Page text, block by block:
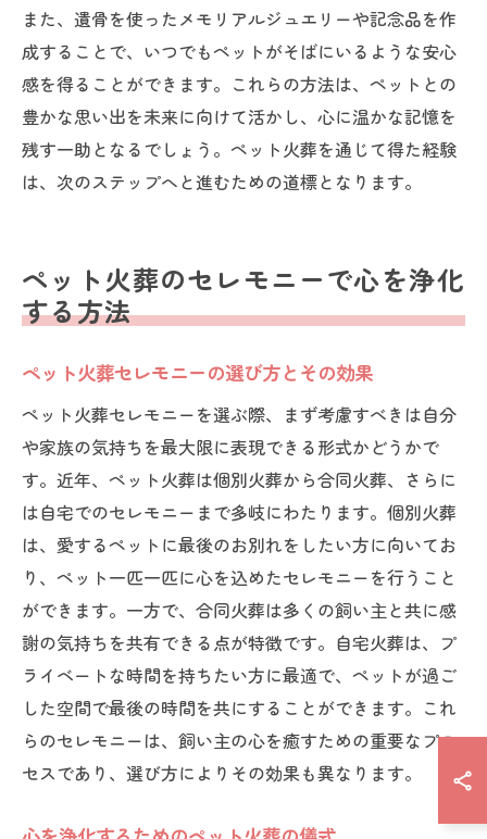
また、遺骨を使ったメモリアルジュエリーや記念品を作
成することで、いつでもペットがそばにいるような安心
感を得ることができます。これらの方法は、ペットとの
豊かな思い出を未来に向けて活かし、心に温かな記憶を
残す一助となるでしょう。ペット火葬を通じて得た経験
は、次のステップへと進むための道標となります。
ペット火葬のセレモニーで心を浄化
する方法
ペット火葬セレモニーの選び方とその効果
ペット火葬セレモニーを選ぶ際、まず考慮すべきは自分
や家族の気持ちを最大限に表現できる形式かどうかで
す。近年、ペット火葬は個別火葬から合同火葬、さらに
は自宅でのセレモニーまで多岐にわたります。個別火葬
は、愛するペットに最後のお別れをしたい方に向いてお
り、ペット一匹一匹に心を込めたセレモニーを行うこと
ができます。一方で、合同火葬は多くの飼い主と共に感
謝の気持ちを共有できる点が特徴です。自宅火葬は、プ
ライベートな時間を持ちたい方に最適で、ペットが過ご
した空間で最後の時間を共にすることができます。これ
らのセレモニーは、飼い主の心を癒すための重要なプロ
セスであり、選び方によりその効果も異なります。